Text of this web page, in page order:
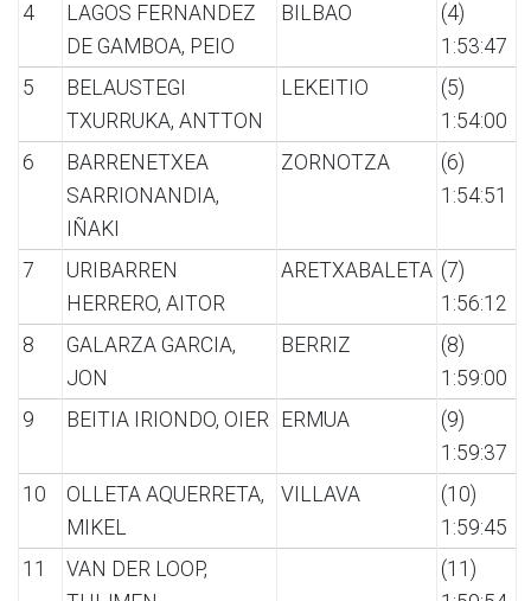
4
LAGOS FERNANDEZ
DE GAMBOA, PEIO
BILBAO
(4)
1:53:47
5
BELAUSTEGI
TXURRUKA, ANTTON
LEKEITIO
(5)
1:54:00
6
BARRENETXEA
SARRIONANDIA,
IÑAKI
ZORNOTZA
(6)
1:54:51
7
URIBARREN
HERRERO, AITOR
ARETXABALETA (7)
1:56:12
8
GALARZA GARCIA,
JON
BERRIZ
(8)
1:59:00
9
BEITIA IRIONDO, OIER ERMUA
(9)
1:59:37
10
OLLETA AQUERRETA,
MIKEL
VILLAVA
(10)
1:59:45
11
VAN DER LOOP,
(11)